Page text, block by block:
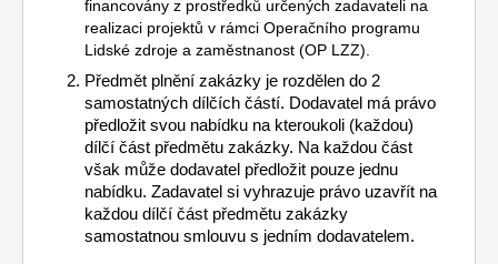
financovány z prostředků určených zadavateli na
realizaci projektů v rámci Operačního programu
Lidské zdroje a zaměstnanost (OP LZZ).
Předmět plnění zakázky je rozdělen do 2
samostatných dílčích částí. Dodavatel má právo
předložit svou nabídku na kteroukoli (každou)
dílčí část předmětu zakázky. Na každou část
však může dodavatel předložit pouze jednu
nabídku. Zadavatel si vyhrazuje právo uzavřít na
každou dílčí část předmětu zakázky
samostatnou smlouvu s jedním dodavatelem.